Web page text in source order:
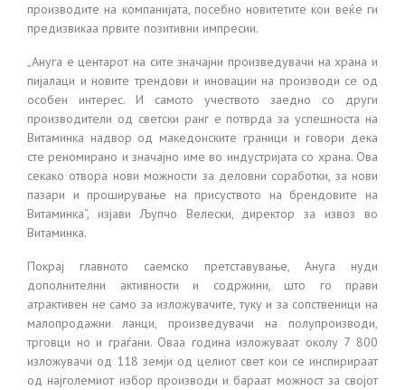
производите на компанијата, посебно новитетите кои веќе ги
предизвикаа првите позитивни импресии.
„Ануга е центарот на сите значајни произведувачи на храна и
пијалаци и новите трендови и иновации на производи се од
особен интерес. И самото учеството заедно со други
производители од светски ранг е потврда за успешноста на
Витаминка надвор од македонските граници и говори дека
сте реномирано и значајно име во индустријата со храна. Ова
секако отвора нови можности за деловни соработки, за нови
пазари и проширување на присуството на брендовите на
Витаминка“, изјави Љупчо Велески, директор за извоз во
Витаминка.
Покрај главното саемско претставување, Ануга нуди
дополнителни активности и содржини, што го прави
атрактивен не само за изложувачите, туку и за сопственици на
малопродажни ланци, произведувачи на полупроизводи,
трговци но и граѓани. Оваа година изложуваат околу 7 800
изложувачи од 118 земји од целиот свет кои се инспирираат
од најголемиот избор производи и бараат можност за својот